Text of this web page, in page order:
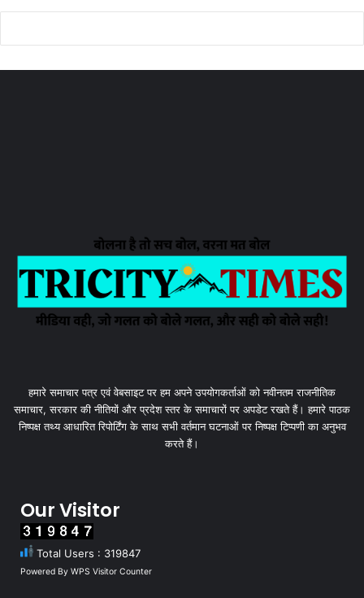
हमारे समाचार पत्र एवं वेबसाइट पर हम अपने उपयोगकर्ताओं को नवीनतम राजनीतिक
समाचार, सरकार की नीतियों और प्रदेश स्तर के समाचारों पर अपडेट रखते हैं। हमारे पाठक
निष्पक्ष तथ्य आधारित रिपोर्टिंग के साथ सभी वर्तमान घटनाओं पर निष्पक्ष टिप्पणी का अनुभव
करते हैं।
Our Visitor
Total Users : 319847
Powered By WPS Visitor Counter